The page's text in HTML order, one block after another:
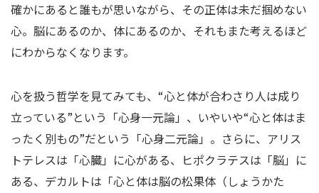
確かにあると誰もが思いながら、その正体は未だ掴めない
心。脳にあるのか、体にあるのか、それもまた考えるほど
にわからなくなります。
心を扱う哲学を見てみても、“心と体が合わさり人は成り
立っている”という「心身一元論」、いやいや“心と体はま
ったく別もの”だという「心身二元論」。さらに、アリス
トテレスは「心臓」に心がある、ヒポクラテスは「脳」に
ある、デカルトは「心と体は脳の松果体（しょうかた